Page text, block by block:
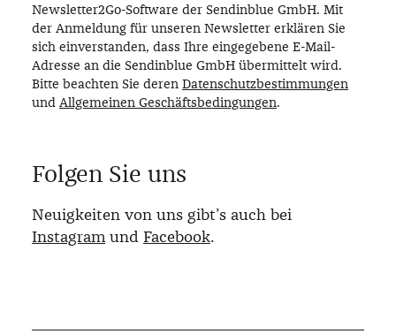
Newsletter2Go-Software der Sendinblue GmbH. Mit
der Anmeldung für unseren Newsletter erklären Sie
sich einverstanden, dass Ihre eingegebene E-Mail-
Adresse an die Sendinblue GmbH übermittelt wird.
Bitte beachten Sie deren Datenschutzbestimmungen
und Allgemeinen Geschäftsbedingungen.
Folgen Sie uns
Neuigkeiten von uns gibt’s auch bei
Instagramund Facebook.